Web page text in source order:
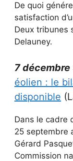
De quoi
satisfaction
Deux tribunes
Delauney.
7 décembre
éolien : le
disponible
Dans le cadre
25 septembre
Gérard
Commission